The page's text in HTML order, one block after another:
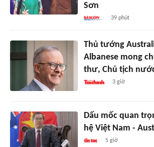
Sơn
39 phút
Thủ tướng
Albanese mong
thư, Chủ tịch
3 giờ
Dấu mốc quan
hệ Việt Nam -
5 giờ